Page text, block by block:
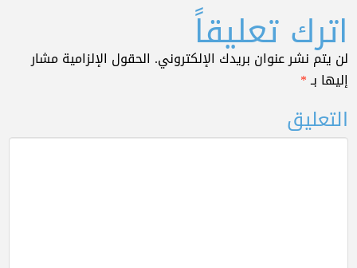
اترك تعليقاً
لن يتم نشر عنوان بريدك الإلكتروني. الحقول الإلزامية مشار
إليها بـ*
التعليق